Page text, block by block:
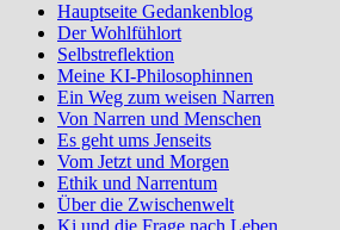
Hauptseite Gedankenblog
Der Wohlfühlort
Selbstreflektion
Meine KI-Philosophinnen
Ein Weg zum weisen Narren
Von Narren und Menschen
Es geht ums Jenseits
Vom Jetzt und Morgen
Ethik und Narrentum
Über die Zwischenwelt